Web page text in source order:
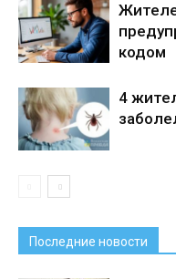
кодом
4
Последние новости